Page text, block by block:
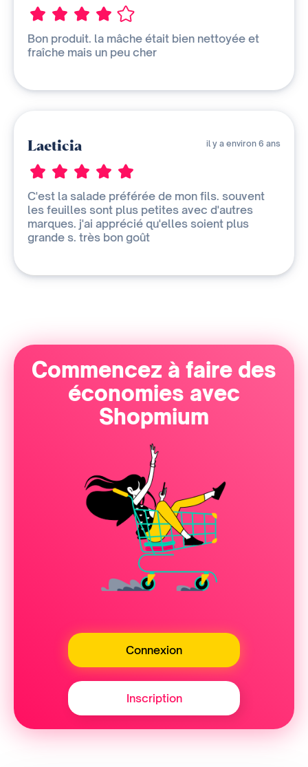
Bon produit. la mâche était bien nettoyée et
fraîche mais un peu cher
Laeticia il y a environ 6 ans
C'est la salade préférée de mon fils. souvent
les feuilles sont plus petites avec d'autres
marques. j'ai apprécié qu'elles soient plus
grande s. très bon goût
Commencez à faire des
économies avec
Shopmium
Connexion
Inscription